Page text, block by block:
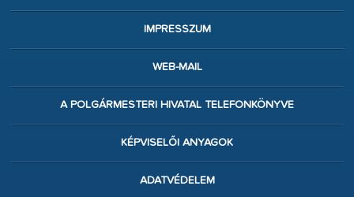
IMPRESSZUM
WEB-MAIL
A POLGÁRMESTERI HIVATAL TELEFONKÖNYVE
KÉPVISELŐI ANYAGOK
ADATVÉDELEM